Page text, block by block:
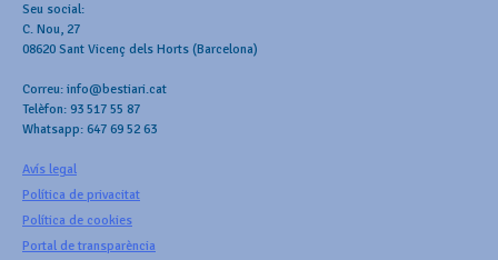
Seu social:
C. Nou, 27
08620 Sant Vicenç dels Horts (Barcelona)
Correu: info@bestiari.cat
Telèfon: 93 517 55 87
Whatsapp: 647 69 52 63
Avís legal
Política de privacitat
Política de cookies
Portal de transparència